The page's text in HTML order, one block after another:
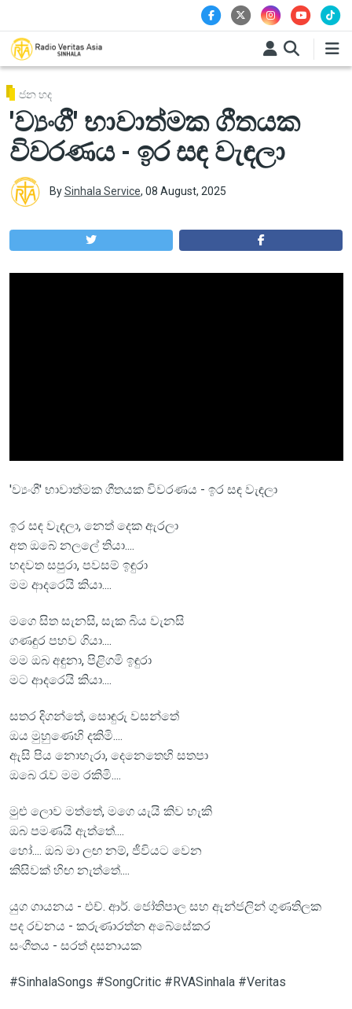
ජන හද
'ව්‍යංගී' භාවාත්මක ගීතයක
විවරණය - ඉර සඳ වැඳලා
BySinhala Service, 08 August, 2025
'ව්‍යංගී' භාවාත්මක ගීතයක විවරණය - ඉර සඳ වැඳලා
ඉර සඳ වැඳලා, නෙත් දෙක ඇරලා
අත ඔබේ නලලේ තියා....
හදවත සපුරා, පවසම් ඉඳුරා
මම ආදරෙයි කියා....
මගෙ සිත සැනසි, සැක බිය වැනසි
ගණඳුර පහව ගියා....
මම ඔබ අඳුනා, පිළිගමි ඉඳුරා
මට ආදරෙයි කියා....
සතර දිගන්තේ, සොඳුරු වසන්තේ
ඔය මුහුණෙහි දකිමි....
ඇසි පිය නොහැරා, දෙනෙතෙහි සතපා
ඔබෙ රැව මම රකිමි....
මුළු ලොව මත්තේ, මගෙ යැයි කිව හැකි
ඔබ පමණයි ඇත්තේ....
හෝ.... ඔබ මා ලඟ නම්, ජීවියට වෙන
කිසිවක් හිඟ නැත්තේ....
යුග ගායනය - එච්. ආර්. ජෝතිපාල සහ ඇන්ජලින් ගුණතිලක
පද රචනය - කරුණාරත්න අබේසේකර
සංගීතය - සරත් දසනායක
#SinhalaSongs #SongCritic #RVASinhala #Veritas